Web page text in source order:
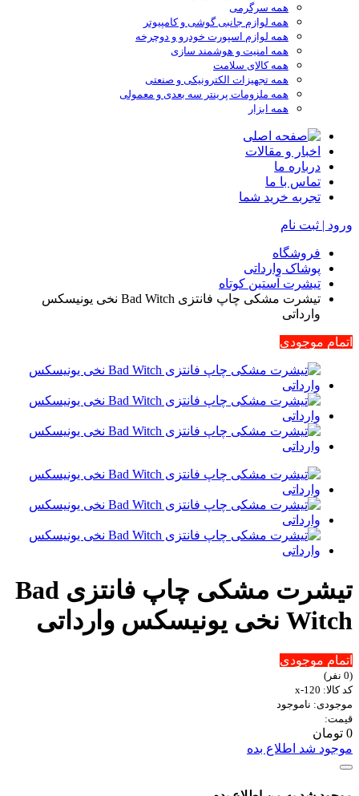
همه سرگرمی
همه لوازم جانبی گوشی و کامپیوتر
همه لوازم اسپورت خودرو و دوچرخه
همه امنیت و هوشمند سازی
همه کالای سلامت
همه تجهیزات الکترونیکی و صنعتی
همه ملزومات پرینتر سه بعدی و معمولی
همه ابزار
اخبار و مقالات
درباره ما
تماس با ما
تجربه خرید شما
ورود | ثبت نام
فروشگاه
پوشاک وارداتی
تیشرت آستین کوتاه
تیشرت مشکی چاپ فانتزی Bad Witch نخی یونیسکس
وارداتی
اتمام موجودی
تیشرت مشکی چاپ فانتزی Bad
Witch نخی یونیسکس وارداتی
اتمام موجودی
(0 نفر)
کد کالا: x-120
موجودی: ناموجود
قیمت:
0 تومان
موجود شد اطلاع بده